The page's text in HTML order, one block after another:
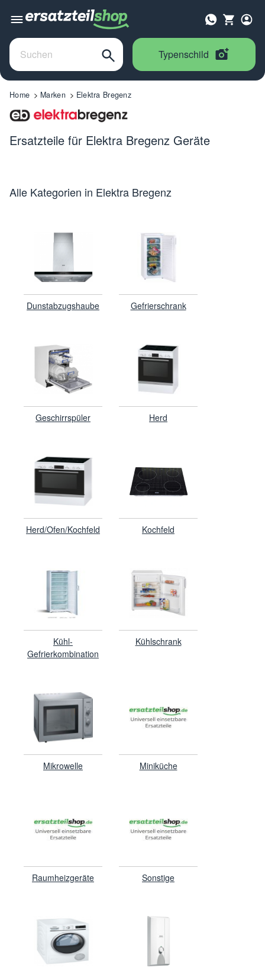
Typenschild
Home Marken Elektra Bregenz
Ersatzteile für Elektra Bregenz Geräte
Alle Kategorien in Elektra Bregenz
Dunstabzugshaube Gefrierschrank
Geschirrspüler Herd
Herd/Ofen/Kochfeld Kochfeld
Kühl-
Gefrierkombination
Kühlschrank
Mikrowelle Miniküche
Raumheizgeräte Sonstige